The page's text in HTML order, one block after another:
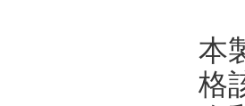
本
格